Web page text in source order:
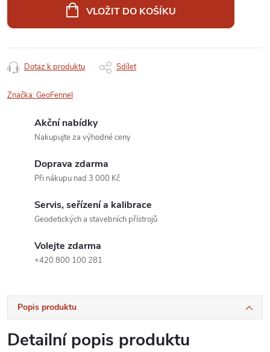
VLOŽIT DO KOŠÍKU
Dotaz k produktu Sdílet
Značka:GeoFennel
Akční nabídky
Nakupujte za výhodné ceny
Doprava zdarma
Při nákupu nad 3 000 Kč
Servis, seřízení a kalibrace
Geodetických a stavebních přístrojů
Volejte zdarma
+420 800 100 281
Popis produktu
Detailní popis produktu